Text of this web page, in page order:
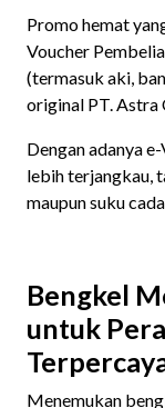
Promo hemat
Voucher
(termasuk aki,
original PT.
Dengan adanya
lebih terjangkau,
maupun suku
Bengkel
untuk
Menemukan